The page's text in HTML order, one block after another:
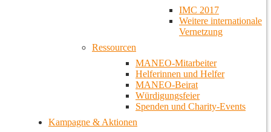
IMC 2017
Weitere internationale
Vernetzung
Ressourcen
MANEO-Mitarbeiter
Helferinnen und Helfer
MANEO-Beirat
Würdigungsfeier
Spenden und Charity-Events
Kampagne & Aktionen